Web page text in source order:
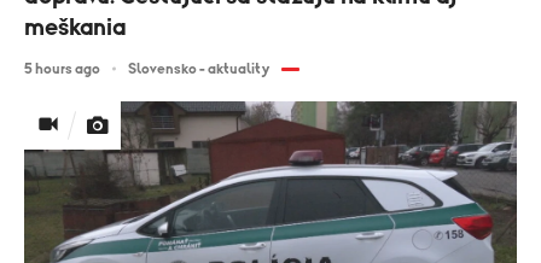
meškania
5 hours ago Slovensko - aktuality